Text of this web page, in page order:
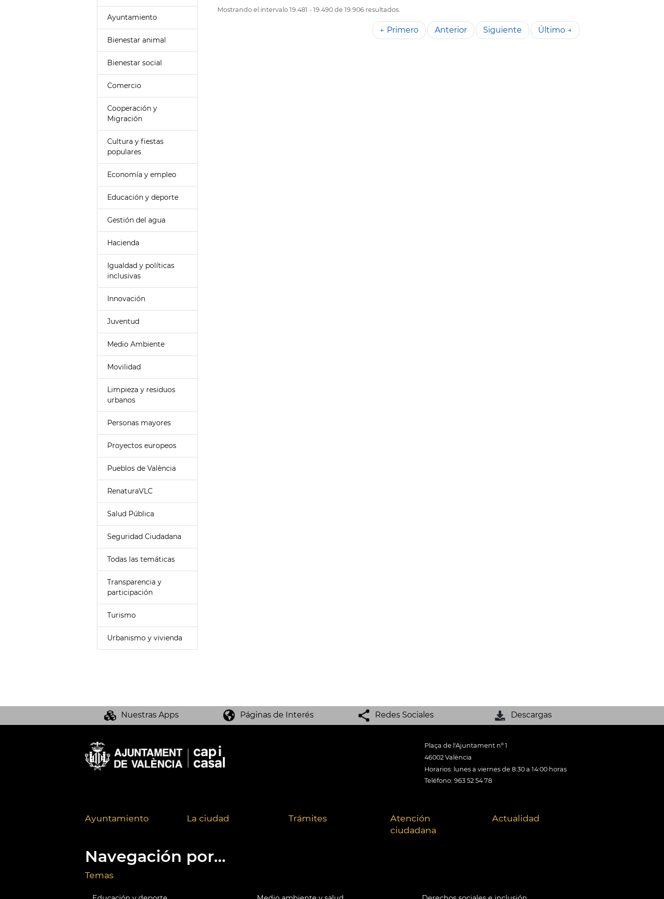
Ayuntamiento
Bienestar animal
Bienestar social
Comercio
Cooperación y
Migración
Cultura y fiestas
populares
Economía y empleo
Educación y deporte
Gestión del agua
Hacienda
Igualdad y políticas
inclusivas
Innovación
Juventud
Medio Ambiente
Movilidad
Limpieza y residuos
urbanos
Personas mayores
Proyectos europeos
Pueblos de València
RenaturaVLC
Salud Pública
Seguridad Ciudadana
Todas las temáticas
Transparencia y
participación
Turismo
Urbanismo y vivienda
Mostrando el intervalo 19.481 - 19.490 de 19.906 resultados.
← Primero Anterior Siguiente Último →
Nuestras Apps Páginas de Interés Redes Sociales Descargas
Plaça de l'Ajuntament nº 1
46002 València
Horarios: lunes a viernes de 8:30 a 14:00 horas
Teléfono: 963 52 54 78
Ayuntamiento La ciudad Trámites
Atención
ciudadana
Actualidad
Navegación por...
Temas